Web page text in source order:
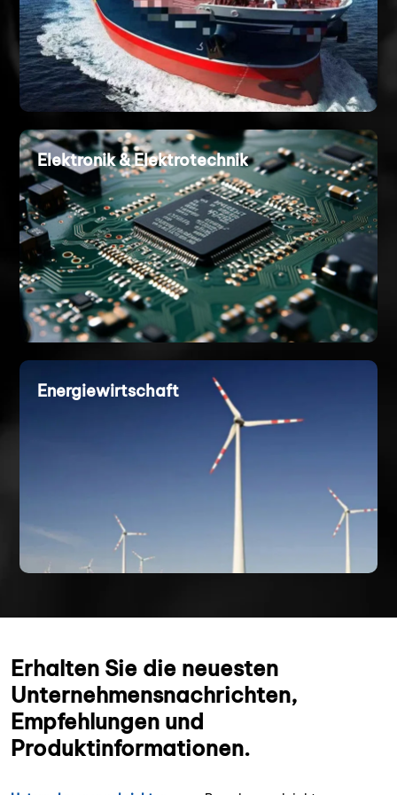
Elektronik & Elektrotechnik
Energiewirtschaft
Erhalten Sie die neuesten
Unternehmensnachrichten,
Empfehlungen und
Produktinformationen.